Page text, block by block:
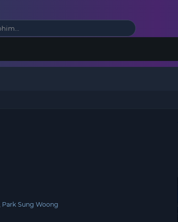
Park Sung Woong